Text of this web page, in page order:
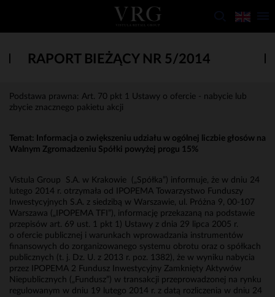
RAPORT BIEŻĄCY NR 5/2014
Podstawa prawna: Art. 70 pkt 1 Ustawy o ofercie - nabycie lub
zbycie znacznego pakietu akcji
Temat: Informacja o zwiększeniu udziału w ogólnej liczbie głosów na
Walnym Zgromadzeniu Spółki powyżej progu 15%
Vistula Group S.A. w Krakowie („Spółka”) informuje, że w dniu 24
lutego 2014 r. otrzymała od IPOPEMA Towarzystwo Funduszy
Inwestycyjnych S.A. z siedzibą w Warszawie, ul. Próżna 9, 00-107
Warszawa („IPOPEMA TFI”), informację przekazaną na podstawie
przepisów art. 69 ust. 1 pkt 1) Ustawy z dnia 29 lipca 2005 r.
o ofercie publicznej i warunkach wprowadzania instrumentów
finansowych do zorganizowanego systemu obrotu oraz o spółkach
publicznych (t. j. Dz. U. z 2013 r. poz. 1382), że w wyniku nabycia
przez IPOPEMA 2 Fundusz Inwestycyjny Zamknięty Aktywów
Niepublicznych („Fundusz”) w transakcji przeprowadzonej na rynku
regulowanym w dniu 19 lutego 2014 r. z datą rozliczenia w dniu 24